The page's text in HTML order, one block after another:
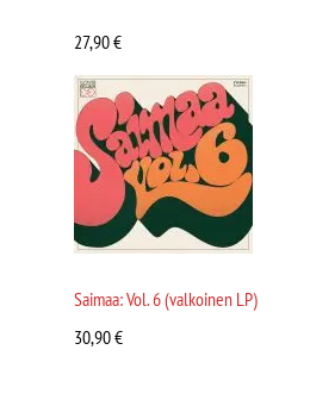
27,90€
Saimaa: Vol. 6 (valkoinen LP)
30,90€